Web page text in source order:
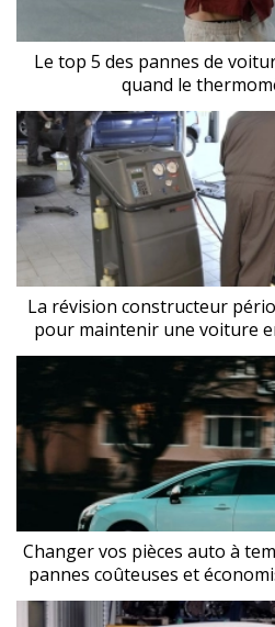
Le top 5 des pannes de
quand le
La révision constructeur
pour maintenir une voiture
Changer vos pièces auto à
pannes coûteuses et